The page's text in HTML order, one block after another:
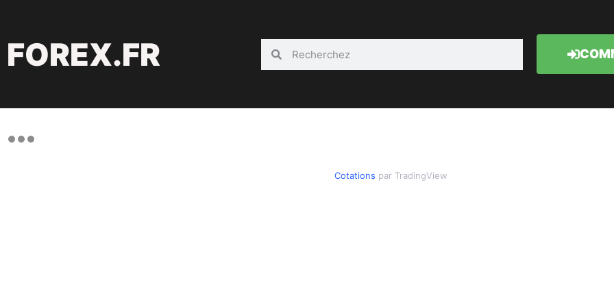
FOREX.FR
Cotations par TradingView